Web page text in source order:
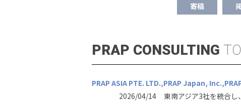
寄稿
PRAP CONSULTING
PRAP ASIA PTE. LTD. PRAP Japan, Inc.
2026/04/14
東南アジア3社を統合し